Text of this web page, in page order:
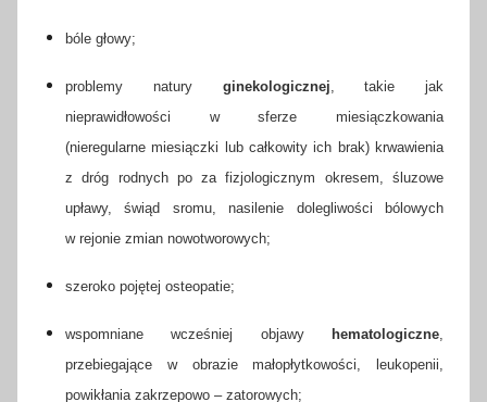
bóle głowy;
problemy natury ginekologicznej , takie jak
nieprawidłowości w sferze miesiączkowania
(nieregularne miesiączki lub całkowity ich brak) krwawienia
z dróg rodnych po za fizjologicznym okresem, śluzowe
upławy, świąd sromu, nasilenie dolegliwości bólowych
w rejonie zmian nowotworowych;
szeroko pojętej osteopatie;
wspomniane wcześniej objawy hematologiczne
przebiegające w obrazie małopłytkowości, leukopenii,
powikłania zakrzepowo – zatorowych;